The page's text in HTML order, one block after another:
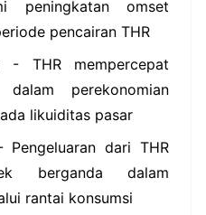
peningkatan omset
pencairan THR
- THR mempercepat
perekonomian
likuiditas pasar
dari THR
berganda dalam
rantai konsumsi